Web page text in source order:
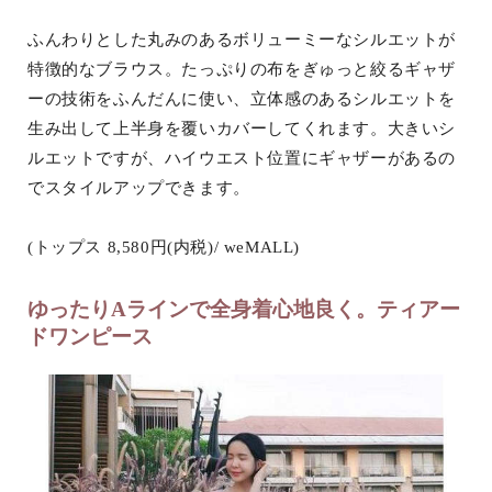
ふんわりとした丸みのあるボリューミーなシルエットが
特徴的なブラウス。たっぷりの布をぎゅっと絞るギャザ
ーの技術をふんだんに使い、立体感のあるシルエットを
生み出して上半身を覆いカバーしてくれます。大きいシ
ルエットですが、ハイウエスト位置にギャザーがあるの
でスタイルアップできます。
(トップス 8,580円(内税)/ weMALL)
ゆったりAラインで全身着心地良く。ティアー
ドワンピース